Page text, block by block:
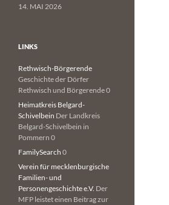
14. MAI 2026
LINKS
Rethwisch-Börgerende
Geschichte der Dörfer
Rethwisch und Börgerende 0
Heimatkreis Belgard-
Schivelbein Der Landkreis
Belgard-Schivelbein in
Pommern 0
FamilySearch 0
Verein für mecklenburgische
Familien- und
Personengeschichte e.V. Der
MFP leistet einen Beitrag zur